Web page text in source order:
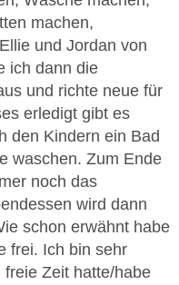
machen,
und Jordan von
ich dann die
und richte neue für
erledigt gibt es
den Kindern ein Bad
waschen. Zum Ende
noch das
wird dann
schon erwähnt habe
frei. Ich bin sehr
Zeit hatte/habe